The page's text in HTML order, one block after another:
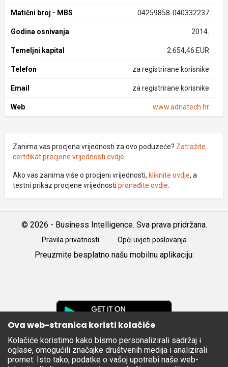
Matični broj - MBS 04259858-040332237
Godina osnivanja 2014.
Temeljni kapital 2.654,46 EUR
Telefon za registrirane korisnike
Email za registrirane korisnike
Web www.adriatech.hr
Zanima vas procjena vrijednosti za ovo poduzeće? Zatražite
certifikat procjene vrijednosti ovdje
Ako vas zanima više o procjeni vrijednosti, kliknite ovdje, a
testni prikaz procjene vrijednosti pronađite ovdje
© 2026 - Business Intelligence. Sva prava pridržana.
Pravila privatnosti Opći uvjeti poslovanja
Preuzmite besplatno našu mobilnu aplikaciju:
Apple
Store
Ova web-stranica koristi kolačiće
Kolačiće koristimo kako bismo personalizirali sadržaj i
oglase, omogućili značajke društvenih medija i analizirali
promet. Isto tako, podatke o vašoj upotrebi naše web-